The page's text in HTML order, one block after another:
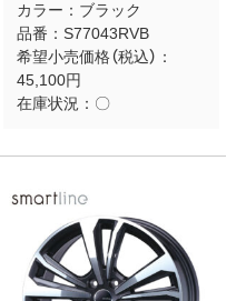
カラー： ブラック
品番： S77043RVB
希望小売価格（税込）：
45,100円
在庫状況： 〇